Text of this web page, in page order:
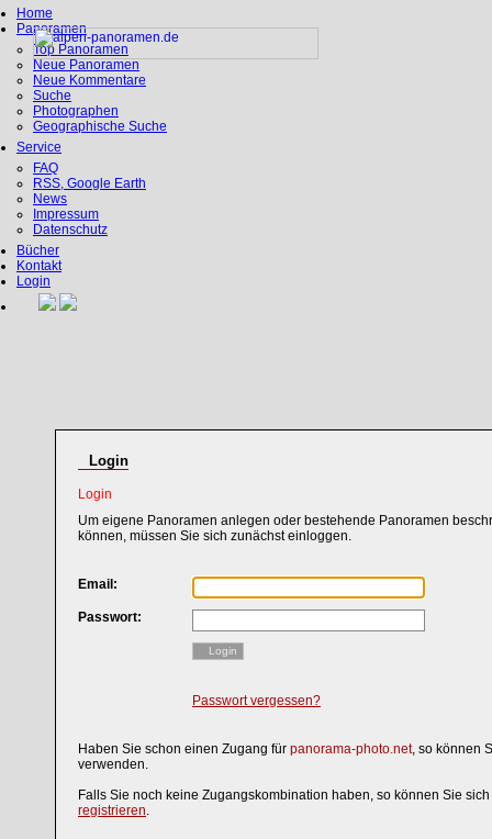
Home
Panoramen
Top Panoramen
Neue Panoramen
Neue Kommentare
Suche
Photographen
Geographische Suche
Service
FAQ
RSS, Google Earth
News
Impressum
Datenschutz
Bücher
Kontakt
Login
Login
Login
Um eigene Panoramen anlegen oder bestehende Panoramen
können, müssen Sie sich zunächst einloggen.
Email:
Passwort:
Login
Passwort vergessen?
Haben Sie schon einen Zugang für panorama-photo.net, so können
verwenden.
Falls Sie noch keine Zugangskombination haben, so können Sie sich
registrieren.